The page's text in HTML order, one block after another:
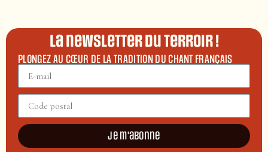
La newsletter du terroir !
PLONGEZ AU CŒUR DE LA TRADITION DU CHANT FRANÇAIS
Je m'abonne